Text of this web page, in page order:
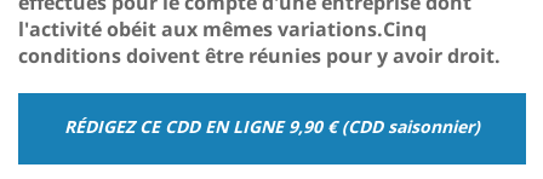
l'activité obéit aux mêmes variations.Cinq
conditions doivent être réunies pour y avoir droit.
RÉDIGEZ CE CDD EN LIGNE 9,90 € (CDD saisonnier)